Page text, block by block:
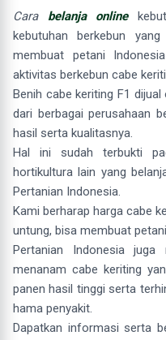
Cara belanja online
kebutuhan berkebun
membuat petani
aktivitas berkebun cabe
Benih cabe keriting F1
dari berbagai perusahaan
hasil serta kualitasnya.
Hal ini sudah terbukti
hortikultura lain yang
Pertanian Indonesia.
Kami berharap harga cabe
untung, bisa membuat
Pertanian Indonesia
menanam cabe keriting
panen hasil tinggi serta
hama penyakit.
Dapatkan informasi serta